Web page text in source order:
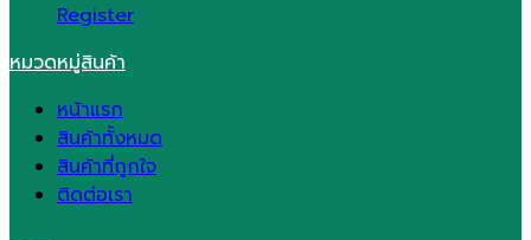
Register
หมวดหมู่สินค้า
หน้าแรก
สินค้าทั้งหมด
สินค้าที่ถูกใจ
ติดต่อเรา